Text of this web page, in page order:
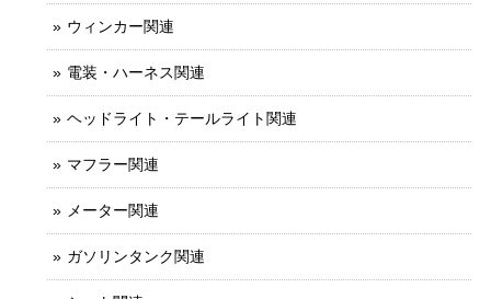
ウィンカー関連
電装・ハーネス関連
ヘッドライト・テールライト関連
マフラー関連
メーター関連
ガソリンタンク関連